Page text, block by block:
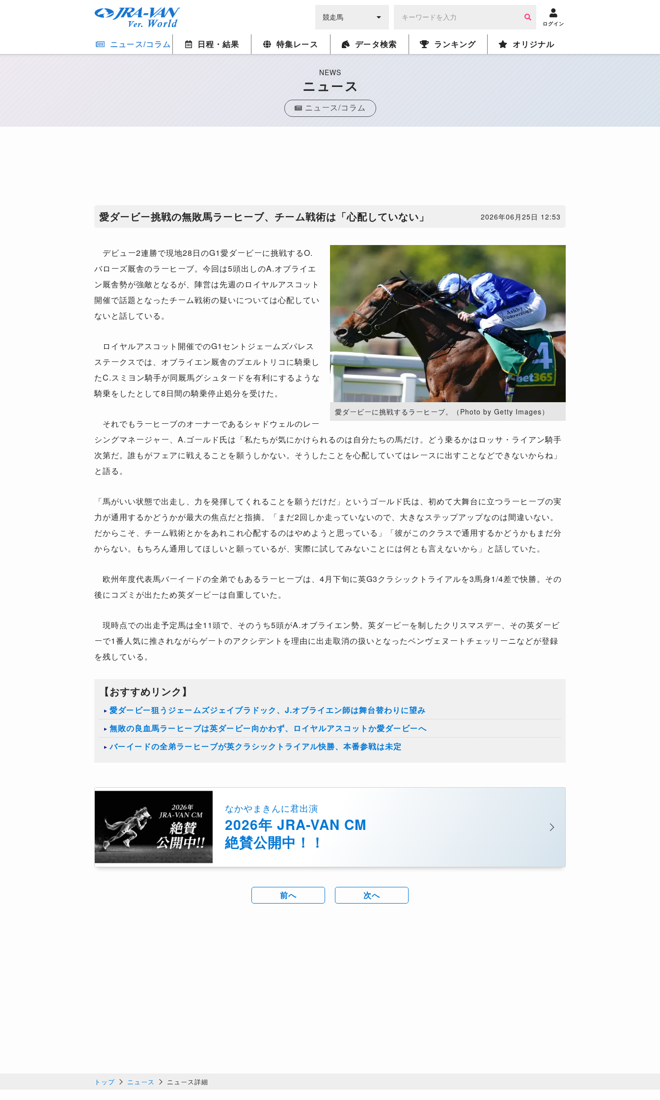
ログイン
ニュース/コラム 日程・結果 特集レース データ検索 ランキング オリジナル
NEWS
ニュース
ニュース/コラム
愛ダービー挑戦の無敗馬ラーヒーブ、チーム戦術は「心配していない」 2026年06月25日 12:53
愛ダービーに挑戦するラーヒーブ。（Photo by Getty Images）
デビュー2連勝で現地28日のG1愛ダービーに挑戦するO.
バローズ厩舎のラーヒーブ。今回は5頭出しのA.オブライエ
ン厩舎勢が強敵となるが、陣営は先週のロイヤルアスコット
開催で話題となったチーム戦術の疑いについては心配してい
ないと話している。
ロイヤルアスコット開催でのG1セントジェームズパレス
ステークスでは、オブライエン厩舎のプエルトリコに騎乗し
たC.スミヨン騎手が同厩馬グシュタードを有利にするような
騎乗をしたとして8日間の騎乗停止処分を受けた。
それでもラーヒーブのオーナーであるシャドウェルのレー
シングマネージャー、A.ゴールド氏は「私たちが気にかけられるのは自分たちの馬だけ。どう乗るかはロッサ・ライアン騎手
次第だ。誰もがフェアに戦えることを願うしかない。そうしたことを心配していてはレースに出すことなどできないからね」
と語る。
「馬がいい状態で出走し、力を発揮してくれることを願うだけだ」というゴールド氏は、初めて大舞台に立つラーヒーブの実
力が通用するかどうかが最大の焦点だと指摘。「まだ2回しか走っていないので、大きなステップアップなのは間違いない。
だからこそ、チーム戦術とかをあれこれ心配するのはやめようと思っている」「彼がこのクラスで通用するかどうかもまだ分
からない。もちろん通用してほしいと願っているが、実際に試してみないことには何とも言えないから」と話していた。
欧州年度代表馬バーイードの全弟でもあるラーヒーブは、4月下旬に英G3クラシックトライアルを3馬身1/4差で快勝。その
後にコズミが出たため英ダービーは自重していた。
現時点での出走予定馬は全11頭で、そのうち5頭がA.オブライエン勢。英ダービーを制したクリスマスデー、その英ダービ
ーで1番人気に推されながらゲートのアクシデントを理由に出走取消の扱いとなったベンヴェヌートチェッリーニなどが登録
を残している。
【おすすめリンク】
愛ダービー狙うジェームズジェイブラドック、J.オブライエン師は舞台替わりに望み
無敗の良血馬ラーヒーブは英ダービー向かわず、ロイヤルアスコットか愛ダービーへ
バーイードの全弟ラーヒーブが英クラシックトライアル快勝、本番参戦は未定
なかやまきんに君出演
2026年 JRA-VAN CM
絶賛公開中！！
前へ 次へ
トップ ニュース ニュース詳細